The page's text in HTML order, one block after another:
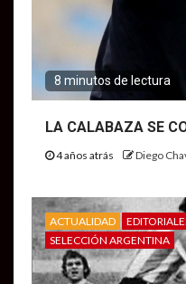
8 minutos de lectura
LA CALABAZA SE
4 años atrás Diego
ACTUALIDAD
SELECCIÓN ARGENTINA